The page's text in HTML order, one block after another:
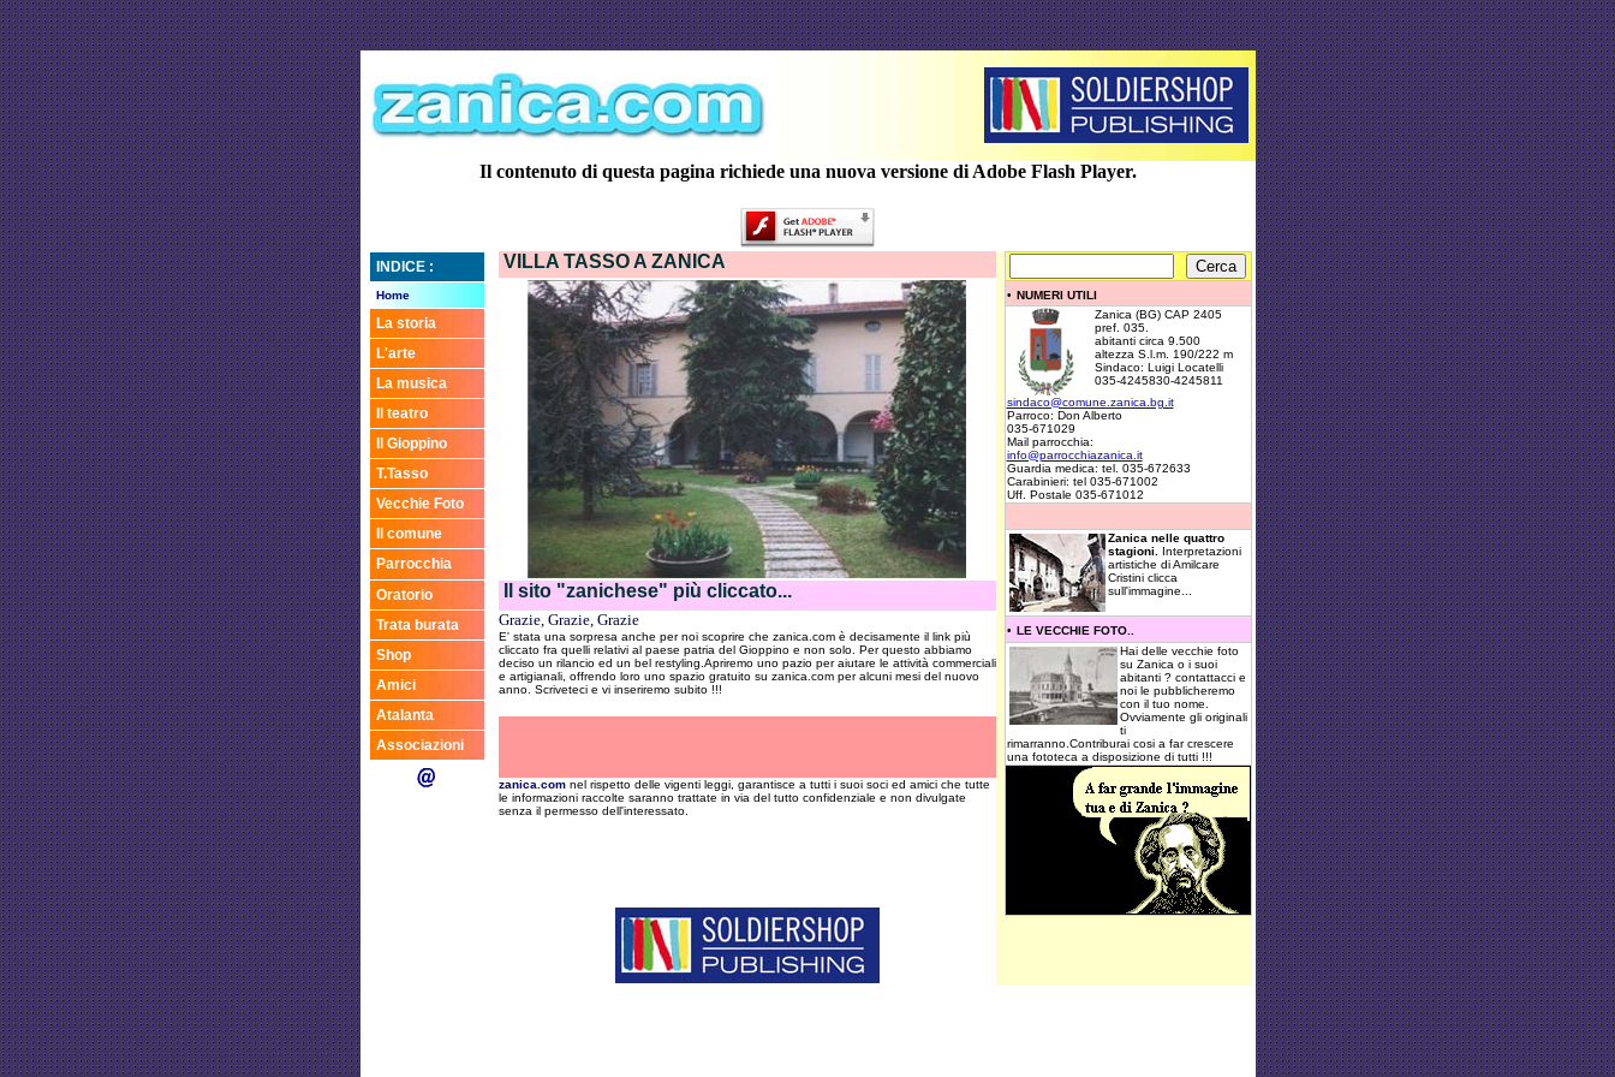
Il contenuto di questa pagina richiede una nuova versione di Adobe Flash Player.
INDICE :
Home
La storia
L'arte
La musica
Il teatro
Il Gioppino
T.Tasso
Vecchie Foto
Il comune
Parrocchia
Oratorio
Trata burata
Shop
Amici
Atalanta
Associazioni
VILLA TASSO A ZANICA
• NUMERI UTILI
Zanica (BG) CAP 2405
pref. 035.
abitanti circa 9.500
altezza S.l.m. 190/222 m
Sindaco: Luigi Locatelli
035-4245830-4245811
sindaco@comune.zanica.bg.it
Parroco: Don Alberto
035-671029
Mail parrocchia:
info@parrocchiazanica.it
Guardia medica: tel. 035-672633
Carabinieri: tel 035-671002
Uff. Postale 035-671012
Zanica nelle quattro
stagioni.
Interpretazioni
artistiche di Amilcare
Cristini clicca
sull'immagine...
• LE VECCHIE FOTO..
Hai delle vecchie foto
su Zanica o i suoi
abitanti ? contattacci e
noi le pubblicheremo
con il tuo nome.
Ovviamente gli originali
ti
rimarranno.Contriburai cosi a far crescere
una fototeca a disposizione di tutti !!!
Il sito "zanichese" più cliccato...
Grazie, Grazie, Grazie
E' stata una sorpresa anche per noi scoprire che zanica.com è decisamente il link più
cliccato fra quelli relativi al paese patria del Gioppino e non solo. Per questo abbiamo
deciso un rilancio ed un bel restyling.Apriremo uno pazio per aiutare le attività commerciali
e artigianali, offrendo loro uno spazio gratuito su zanica.com per alcuni mesi del nuovo
anno. Scriveteci e vi inseriremo subito !!!
zanica.comnel rispetto delle vigenti leggi, garantisce a tutti i suoi soci ed amici che tutte
le informazioni raccolte saranno trattate in via del tutto confidenziale e non divulgate
senza il permesso dell'interessato.